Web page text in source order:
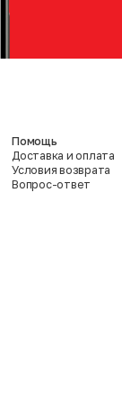
Помощь
Доставка и оплата
Условия возврата
Вопрос-ответ